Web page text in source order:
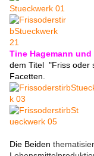
Tine Hagemann
dem Titel "Friss oder
Facetten.
Die Beiden